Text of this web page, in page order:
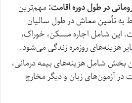
در طول دوره اقامت:مهم‌ترین
به تأمین معاش در طول سالیان
این شامل اجاره مسکن، خوراک،
هزینه‌های روزمره زندگی می‌شود.
بخش شامل هزینه‌های بیمه درمانی،
در آزمون‌های زبان و دیگر مخارج